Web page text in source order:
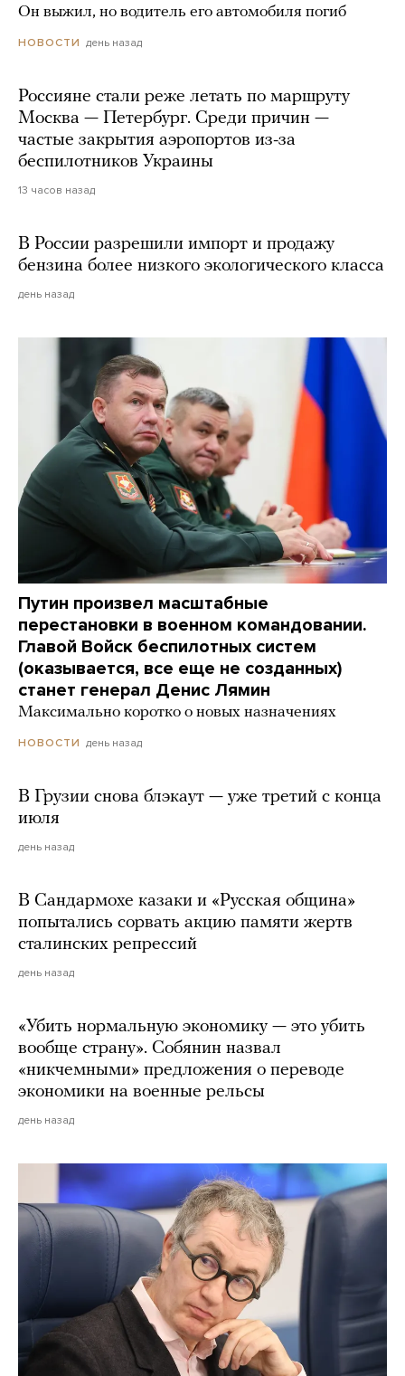
Он выжил, но водитель его автомобиля погиб
НОВОСТИ день назад
Россияне стали реже летать по маршруту
Москва — Петербург. Среди причин —
частые закрытия аэропортов из-за
беспилотников Украины
13 часов назад
В России разрешили импорт и продажу
бензина более низкого экологического класса
день назад
Путин произвел масштабные
перестановки в военном командовании.
Главой Войск беспилотных систем
(оказывается, все еще не созданных)
станет генерал Денис Лямин
Максимально коротко о новых назначениях
НОВОСТИ день назад
В Грузии снова блэкаут — уже третий с конца
июля
день назад
В Сандармохе казаки и «Русская община»
попытались сорвать акцию памяти жертв
сталинских репрессий
день назад
«Убить нормальную экономику — это убить
вообще страну». Собянин назвал
«никчемными» предложения о переводе
экономики на военные рельсы
день назад